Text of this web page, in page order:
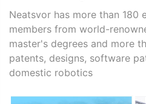
Neatsvor has more than 180
members from world-
master's degrees and more
patents, designs, software
domestic robotics